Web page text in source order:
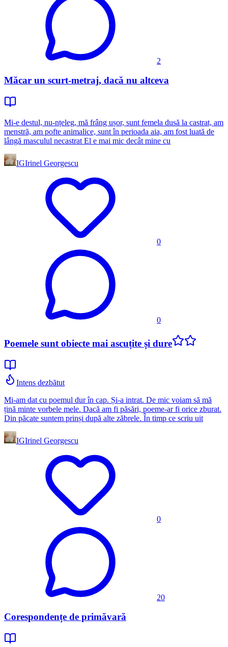
2
Măcar un scurt-metraj, dacă nu altceva
Mi-e destul, nu-nțeleg, mă frâng ușor, sunt femela dusă la castrat, am
menstră, am pofte animalice, sunt în perioada aia, am fost luată de
lângă masculul necastrat El e mai mic decât mine cu
IGIrinel Georgescu
0
0
Poemele sunt obiecte mai ascuțite și dure
Intens dezbătut
Mi-am dat cu poemul dur în cap. Și-a intrat. De mic voiam să mă
țină minte vorbele mele. Dacă am fi păsări, poeme-ar fi orice zburat.
Din păcate suntem prinși după alte zăbrele. În timp ce scriu uit
IGIrinel Georgescu
0
20
Corespondențe de primăvară